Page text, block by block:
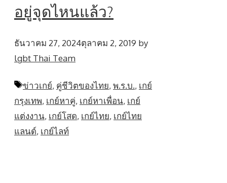
อยู่จุดไหนแล้ว?
ธันวาคม 27, 2024ตุลาคม 2, 2019 by
lgbt Thai Team
Tags
ข่าวเกย์, คู่ชีวิตของไทย, พ.ร.บ., เกย์
กรุงเทพ, เกย์หาคู่, เกย์หาเพื่อน, เกย์
แต่งงาน, เกย์โสด, เกย์ไทย, เกย์ไทย
แลนด์, เกย์ไลท์